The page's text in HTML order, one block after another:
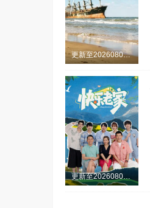
更新至20260808期
更新至20260808期